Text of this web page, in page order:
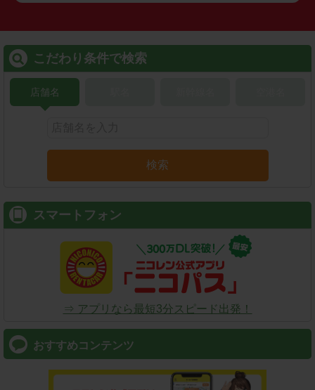
こだわり条件で検索
店舗名
検索
スマートフォン
⇒ アプリなら最短3分スピード出発！
おすすめコンテンツ